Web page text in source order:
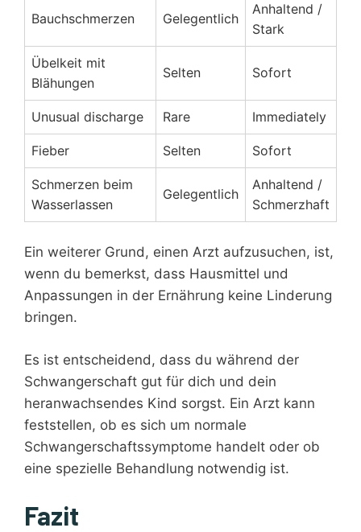
Bauchschmerzen Gelegentlich
Anhaltend /
Stark
Übelkeit mit
Blähungen
Selten Sofort
Unusual discharge Rare Immediately
Fieber Selten Sofort
Schmerzen beim
Wasserlassen
Gelegentlich
Anhaltend /
Schmerzhaft
Ein weiterer Grund, einen Arzt aufzusuchen, ist,
wenn du bemerkst, dass Hausmittel und
Anpassungen in der Ernährung keine Linderung
bringen.
Es ist entscheidend, dass du während der
Schwangerschaft gut für dich und dein
heranwachsendes Kind sorgst. Ein Arzt kann
feststellen, ob es sich um normale
Schwangerschaftssymptome handelt oder ob
eine spezielle Behandlung notwendig ist.
Fazit